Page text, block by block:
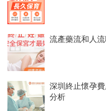
流產藥流和人
深圳終止懷孕
分析